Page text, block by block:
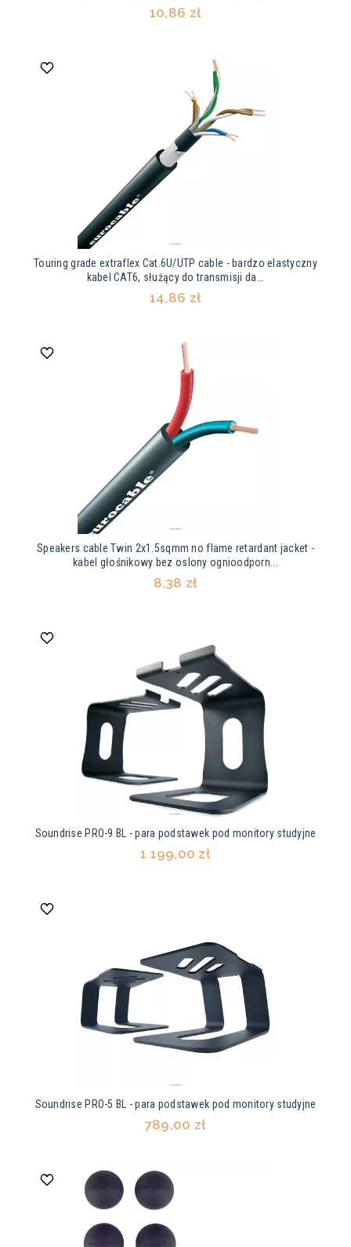
10,86 zł
Touring grade extraflex Cat.6U/UTP cable - bardzo elastyczny
kabel CAT6, służący do transmisji da...
14,86 zł
Speakers cable Twin 2x1.5sqmm no flame retardant jacket -
kabel głośnikowy bez oslony ognioodporn...
8,38 zł
Soundrise PRO-9 BL - para podstawek pod monitory studyjne
1 199,00 zł
Soundrise PRO-5 BL - para podstawek pod monitory studyjne
789,00 zł